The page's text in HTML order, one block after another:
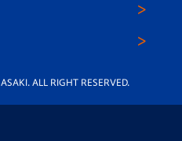
ALL RIGHT RESERVED.